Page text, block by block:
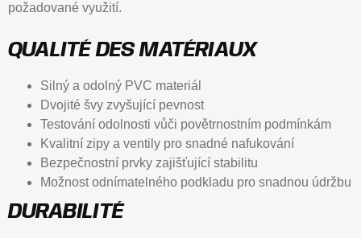
požadované využití.
QUALITÉ DES MATÉRIAUX
Silný a odolný PVC materiál
Dvojité švy zvyšující pevnost
Testování odolnosti vůči povětrnostním podmínkám
Kvalitní zipy a ventily pro snadné nafukování
Bezpečnostní prvky zajišťující stabilitu
Možnost odnímatelného podkladu pro snadnou údržbu
DURABILITÉ